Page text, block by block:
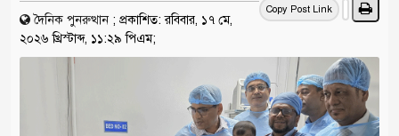
Copy Post Link
দৈনিক পুনরুত্থান ; প্রকাশিত: রবিবার, ১৭ মে,
২০২৬ খ্রিস্টাব্দ, ১১:২৯ পিএম;